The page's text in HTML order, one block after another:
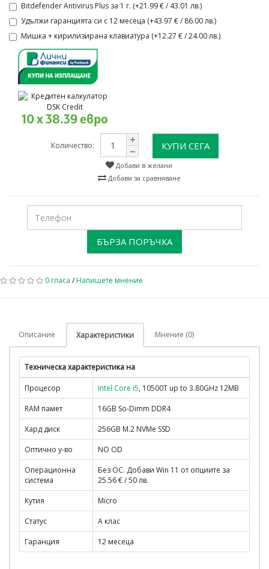
Bitdefender Antivirus Plus за 1 г. (+21.99 € / 43.01 лв.)
Удължи гаранцията си с 12 месеца (+43.97 € / 86.00 лв.)
Мишка + кирилизирана клавиатура (+12.27 € / 24.00 лв.)
10 x 38.39 евро
Количество: КУПИ СЕГА
Добави в желани
Добави за сравняване
БЪРЗА ПОРЪЧКА
0 гласа /Напишете мнение
Описание Характеристики Мнение (0)
Техническа характеристика на
Процесор Intel Core i5, 10500T up to 3.80GHz 12MB
RAM памет
16GB So-Dimm DDR4
Хард диск
256GB M.2 NVMe SSD
Оптично у-во
NO OD
Операционна
система
Без ОС. Добави Win 11 от опциите за
25.56 € / 50 лв.
Кутия
Micro
Статус
A клас
Гаранция
12 месеца